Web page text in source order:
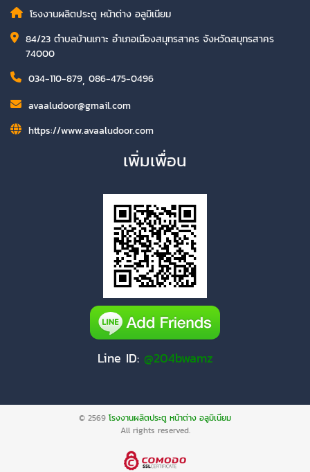
โรงงานผลิตประตู หน้าต่าง อลูมิเนียม
84/23 ตำบลบ้านเกาะ อำเภอเมืองสมุทรสาคร จังหวัดสมุทรสาคร
74000
034-110-879, 086-475-0496
avaaludoor@gmail.com
https://www.avaaludoor.com
เพิ่มเพื่อน
Line ID: @204bwamz
© 2569 โรงงานผลิตประตู หน้าต่าง อลูมิเนียม
All rights reserved.